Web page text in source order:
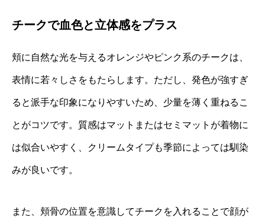
チークで血色と立体感をプラス
頬に自然な光を与えるオレンジやピンク系のチークは、
表情に若々しさをもたらします。ただし、発色が強すぎ
ると派手な印象になりやすいため、少量を薄く重ねるこ
とがコツです。質感はマットまたはセミマットが着物に
は似合いやすく、クリームタイプも季節によっては馴染
みが良いです。
また、頬骨の位置を意識してチークを入れることで顔が